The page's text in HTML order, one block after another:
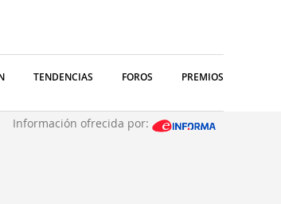
TENDENCIAS FOROS PREMIOS
Información ofrecida por: